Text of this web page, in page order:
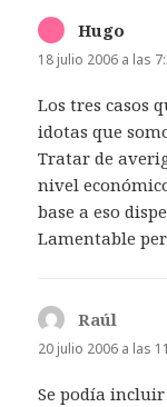
Hugo
18 julio 2006 a las
Los tres casos
idotas que
Tratar de
nivel
base a eso
Lamentable
Raúl
20 julio 2006 a las
Se podía